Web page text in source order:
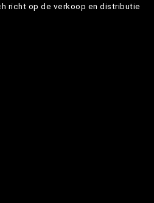
richt op de verkoop en distributie